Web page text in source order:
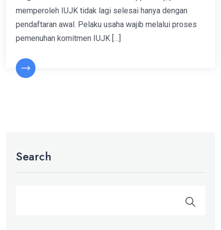
memperoleh IUJK tidak lagi selesai hanya dengan
pendaftaran awal. Pelaku usaha wajib melalui proses
pemenuhan komitmen IUJK […]
Search